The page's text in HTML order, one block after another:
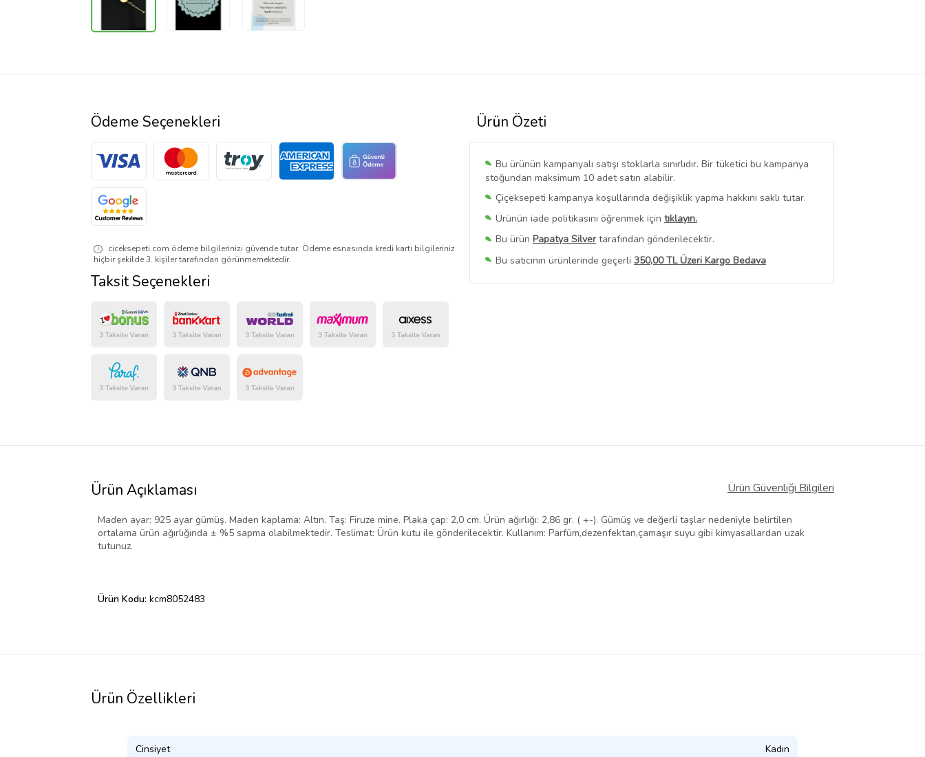
Ürün Özeti
Bu ürünün kampanyalı satışı stoklarla sınırlıdır. Bir tüketici bu kampanya
stoğundan maksimum 10 adet satın alabilir.
Çiçeksepeti kampanya koşullarında değişiklik yapma hakkını saklı tutar.
Ürünün iade politikasını öğrenmek için tıklayın.
Bu ürün Papatya Silver tarafından gönderilecektir.
Bu satıcının ürünlerinde geçerli 350,00 TL Üzeri Kargo Bedava
Bu SatıcınınTüm Ürünlerini Görüntüle
Ödeme Seçenekleri
ciceksepeti.com ödeme bilgilerinizi güvende tutar. Ödeme esnasında kredi kartı bilgileriniz
hiçbir şekilde 3. kişiler tarafından görünmemektedir.
Taksit Seçenekleri
Ürün Açıklaması Ürün Güvenliği Bilgileri
Maden ayar: 925 ayar gümüş. Maden kaplama: Altın. Taş: Firuze mine. Plaka çap: 2,0 cm. Ürün ağırlığı: 2,86 gr. ( +-). Gümüş ve değerli taşlar nedeniyle belirtilen
ortalama ürün ağırlığında ± %5 sapma olabilmektedir. Teslimat: Ürün kutu ile gönderilecektir. Kullanım: Parfüm,dezenfektan,çamaşır suyu gibi kimyasallardan uzak
tutunuz.
Ürün Kodu: kcm8052483
Ürün Özellikleri
Cinsiyet Kadın